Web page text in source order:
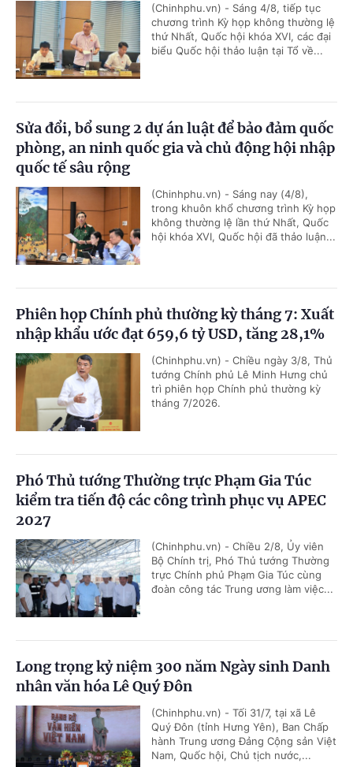
(Chinhphu.vn) - Sáng 4/8, tiếp tục
chương trình Kỳ họp không thường lệ
thứ Nhất, Quốc hội khóa XVI, các đại
biểu Quốc hội thảo luận tại Tổ về...
Sửa đổi, bổ sung 2 dự án luật để bảo đảm quốc
phòng, an ninh quốc gia và chủ động hội nhập
quốc tế sâu rộng
(Chinhphu.vn) - Sáng nay (4/8),
trong khuôn khổ chương trình Kỳ họp
không thường lệ lần thứ Nhất, Quốc
hội khóa XVI, Quốc hội đã thảo luận...
Phiên họp Chính phủ thường kỳ tháng 7: Xuất
nhập khẩu ước đạt 659,6 tỷ USD, tăng 28,1%
(Chinhphu.vn) - Chiều ngày 3/8, Thủ
tướng Chính phủ Lê Minh Hưng chủ
trì phiên họp Chính phủ thường kỳ
tháng 7/2026.
Phó Thủ tướng Thường trực Phạm Gia Túc
kiểm tra tiến độ các công trình phục vụ APEC
2027
(Chinhphu.vn) - Chiều 2/8, Ủy viên
Bộ Chính trị, Phó Thủ tướng Thường
trực Chính phủ Phạm Gia Túc cùng
đoàn công tác Trung ương làm việc...
Long trọng kỷ niệm 300 năm Ngày sinh Danh
nhân văn hóa Lê Quý Đôn
(Chinhphu.vn) - Tối 31/7, tại xã Lê
Quý Đôn (tỉnh Hưng Yên), Ban Chấp
hành Trung ương Đảng Cộng sản Việt
Nam, Quốc hội, Chủ tịch nước,...